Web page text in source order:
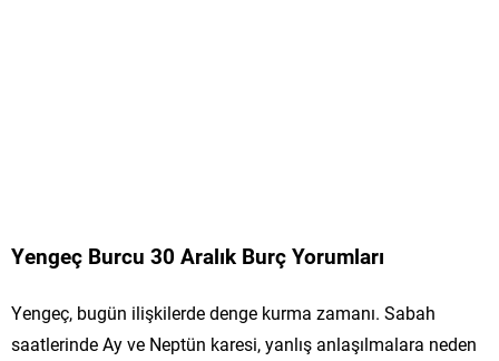
Yengeç Burcu 30 Aralık Burç Yorumları
Yengeç, bugün ilişkilerde denge kurma zamanı. Sabah
saatlerinde Ay ve Neptün karesi, yanlış anlaşılmalara neden